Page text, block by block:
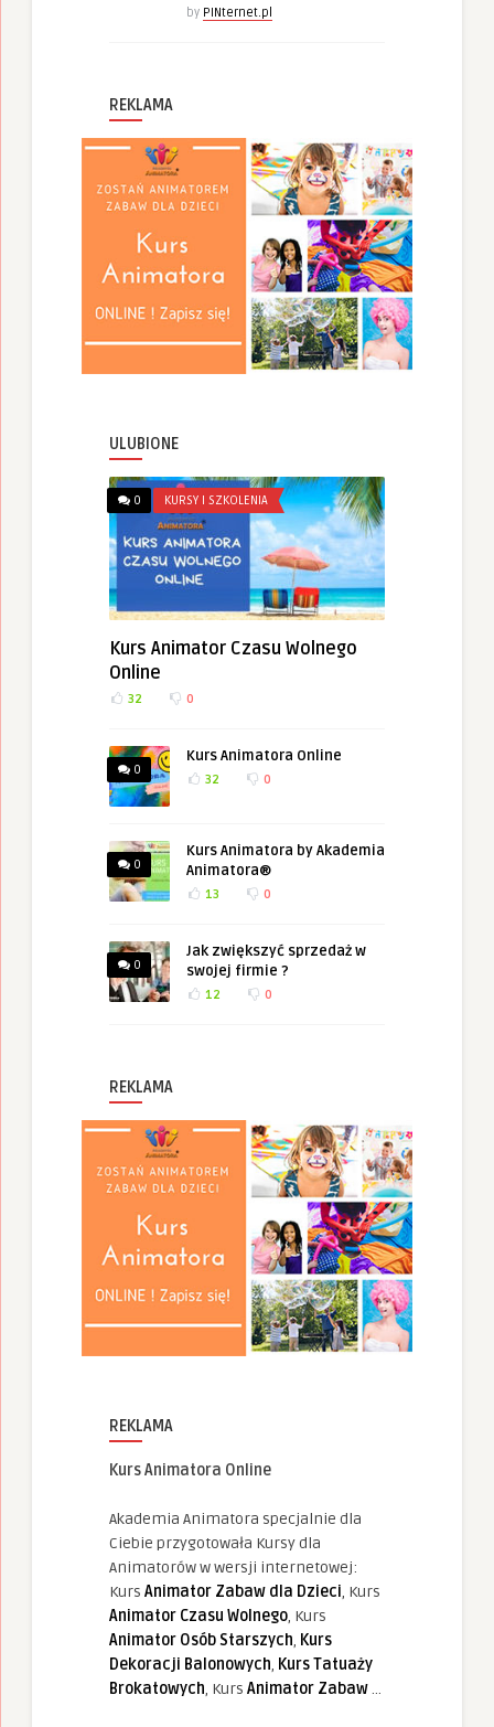
by PINternet.pl
REKLAMA
ULUBIONE
0 KURSY I SZKOLENIA
Kurs Animator Czasu Wolnego
Online
32 0
0
Kurs Animatora Online
32 0
0
Kurs Animatora by Akademia
Animatora®
13 0
0
Jak zwiększyć sprzedaż w
swojej firmie ?
12 0
REKLAMA
REKLAMA
Kurs Animatora Online
Akademia Animatora specjalnie dla
Ciebie przygotowała Kursy dla
Animatorów w wersji internetowej:
Kurs Animator Zabaw dla Dzieci, Kurs
Animator Czasu Wolnego, Kurs
Animator Osób Starszych, Kurs
Dekoracji Balonowych, Kurs Tatuaży
Brokatowych, Kurs Animator Zabaw...